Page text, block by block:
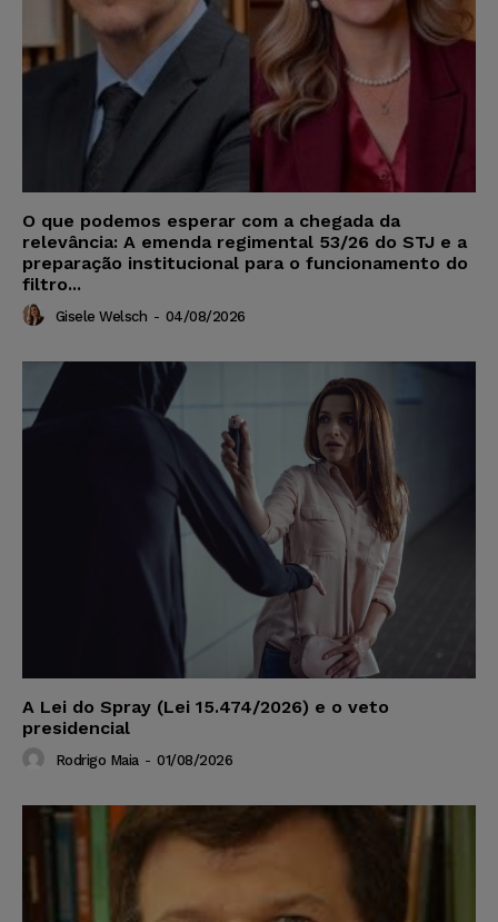
O que podemos esperar com a chegada da
relevância: A emenda regimental 53/26 do STJ e a
preparação institucional para o funcionamento do
filtro...
Gisele Welsch - 04/08/2026
A Lei do Spray (Lei 15.474/2026) e o veto
presidencial
Rodrigo Maia - 01/08/2026